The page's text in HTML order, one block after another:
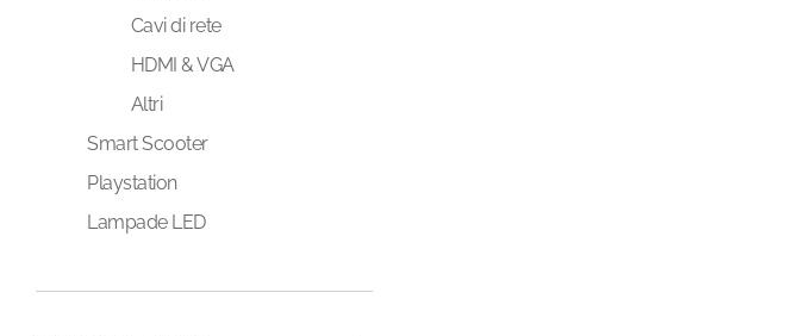
Cavi di rete
HDMI & VGA
Altri
Smart Scooter
Playstation
Lampade LED